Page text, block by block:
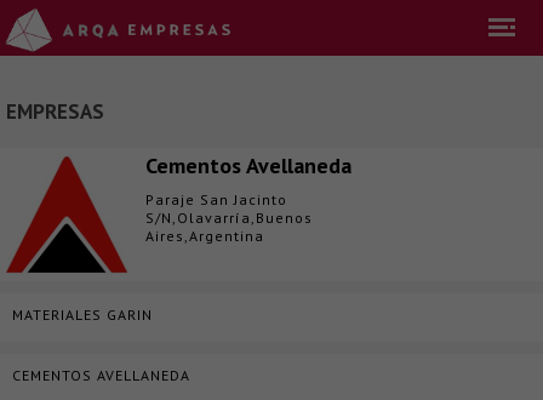
EMPRESAS
Cementos Avellaneda
Paraje San Jacinto
S/N,Olavarría,Buenos
Aires,Argentina
MATERIALES GARIN
CEMENTOS AVELLANEDA